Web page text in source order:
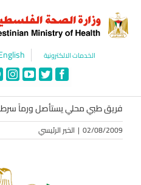
content
الخدمات الالكترونية
Facebook
Twitter
فريق طبي محلي يستأصل ورماً
02/08/2009
| الخبر الرئيسي